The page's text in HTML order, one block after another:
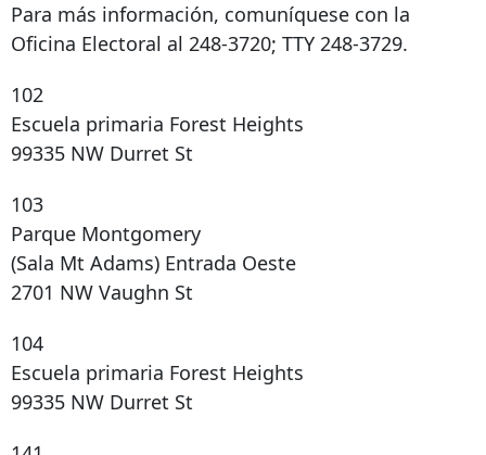
Para más información, comuníquese con la
Oficina Electoral al 248-3720; TTY 248-3729.
102
Escuela primaria Forest Heights
99335 NW Durret St
103
Parque Montgomery
(Sala Mt Adams) Entrada Oeste
2701 NW Vaughn St
104
Escuela primaria Forest Heights
99335 NW Durret St